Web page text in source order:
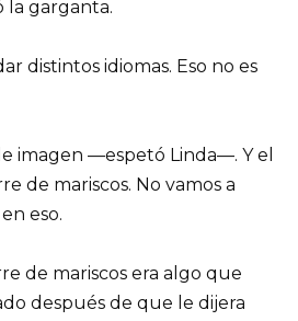
la garganta.
distintos idiomas. Eso no es
imagen —espetó Linda—. Y el
de mariscos. No vamos a
eso.
de mariscos era algo que
después de que le dijera